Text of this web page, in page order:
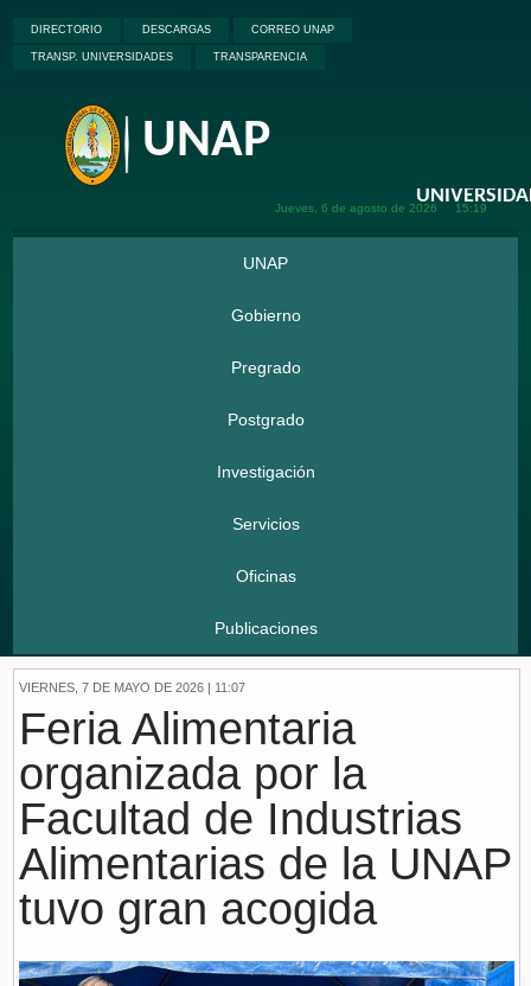
UNAP
DIRECTORIO DESCARGAS CORREO UNAP
TRANSP. UNIVERSIDADES TRANSPARENCIA
Jueves, 6 deagosto de 2026 15:19
UNAP
Gobierno
Pregrado
Postgrado
Investigación
Servicios
Oficinas
Publicaciones
VIERNES, 7 DE MAYO DE 2026 | 11:07
Feria Alimentaria
organizada por la
Facultad de Industrias
Alimentarias de la UNAP
tuvo gran acogida